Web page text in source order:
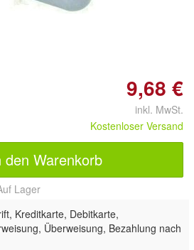
9,68 €
inkl. MwSt.
Kostenloser Versand
den Warenkorb
Lager
Kreditkarte, Debitkarte,
Überweisung, Bezahlung nach